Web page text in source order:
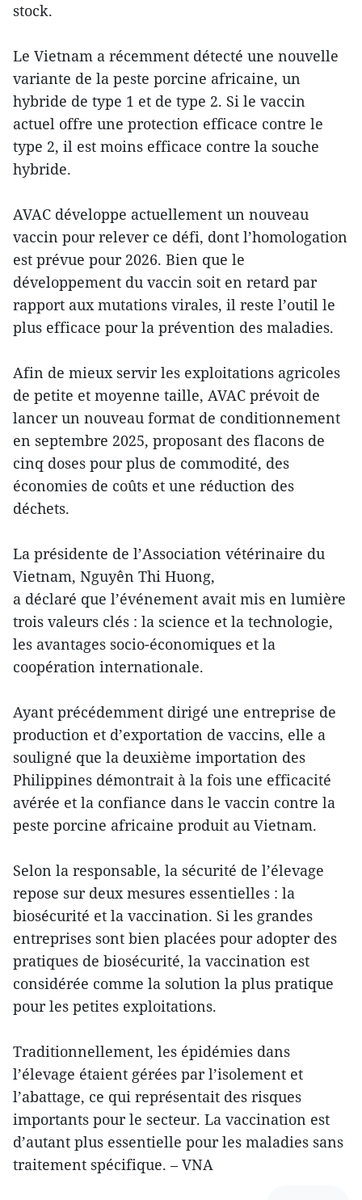
stock.
Le Vietnam a récemment détecté une nouvelle
variante de la peste porcine africaine, un
hybride de type 1 et de type 2. Si le vaccin
actuel offre une protection efficace contre le
type 2, il est moins efficace contre la souche
hybride.
AVAC développe actuellement un nouveau
vaccin pour relever ce défi, dont l’homologation
est prévue pour 2026. Bien que le
développement du vaccin soit en retard par
rapport aux mutations virales, il reste l’outil le
plus efficace pour la prévention des maladies.
Afin de mieux servir les exploitations agricoles
de petite et moyenne taille, AVAC prévoit de
lancer un nouveau format de conditionnement
en septembre 2025, proposant des flacons de
cinq doses pour plus de commodité, des
économies de coûts et une réduction des
déchets.
La présidente de l’Association vétérinaire du
Vietnam, Nguyên Thi Huong,
a déclaré que l’événement avait mis en lumière
trois valeurs clés : la science et la technologie,
les avantages socio-économiques et la
coopération internationale.
Ayant précédemment dirigé une entreprise de
production et d’exportation de vaccins, elle a
souligné que la deuxième importation des
Philippines démontrait à la fois une efficacité
avérée et la confiance dans le vaccin contre la
peste porcine africaine produit au Vietnam.
Selon la responsable, la sécurité de l’élevage
repose sur deux mesures essentielles : la
biosécurité et la vaccination. Si les grandes
entreprises sont bien placées pour adopter des
pratiques de biosécurité, la vaccination est
considérée comme la solution la plus pratique
pour les petites exploitations.
Traditionnellement, les épidémies dans
l’élevage étaient gérées par l’isolement et
l’abattage, ce qui représentait des risques
importants pour le secteur. La vaccination est
d’autant plus essentielle pour les maladies sans
traitement spécifique. – VNA